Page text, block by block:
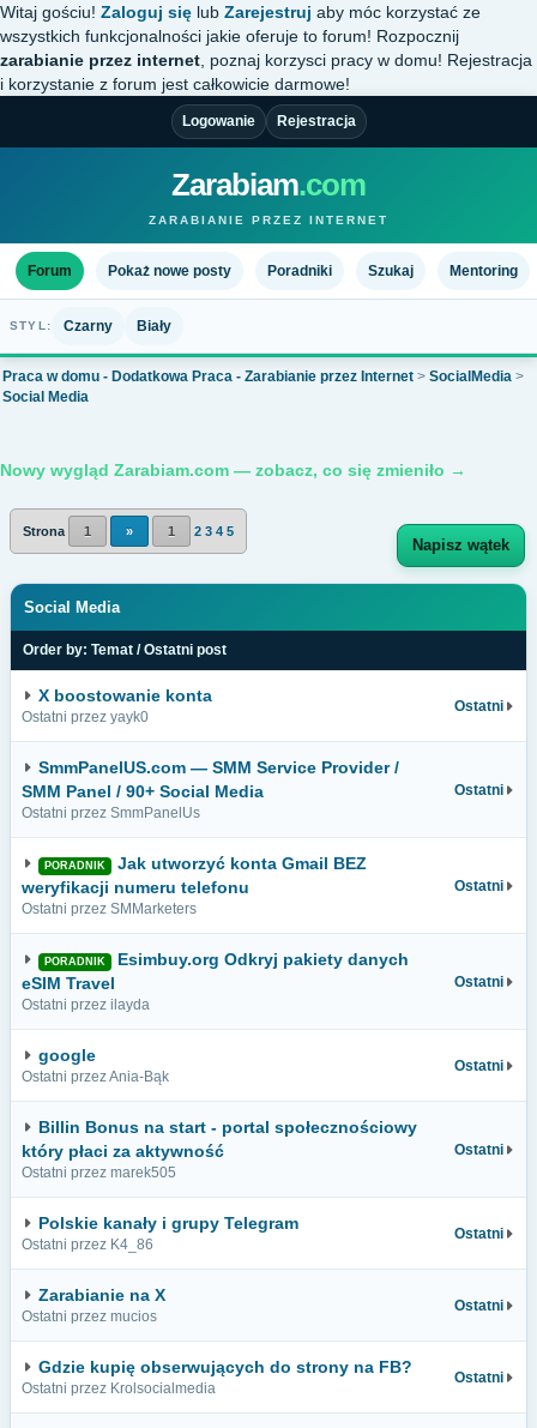
Witaj gościu! Zaloguj się lub Zarejestruj aby móc korzystać ze
wszystkich funkcjonalności jakie oferuje to forum! Rozpocznij
zarabianie przez internet , poznaj korzysci pracy w domu! Rejestracja
i korzystanie z forum jest całkowicie darmowe!
Logowanie Rejestracja
Zarabiam.com
ZARABIANIE PRZEZ INTERNET
Forum Pokaż nowe posty Poradniki Szukaj Mentoring
STYL: Czarny Biały
Praca w domu - Dodatkowa Praca - Zarabianie przez Internet > SocialMedia >
Social Media
Nowy wygląd Zarabiam.com — zobacz, co się zmieniło →
Strona 1 » 1 2 3 4 5
Napisz wątek
Social Media
Order by: Temat /Ostatni post
X boostowanie konta
Ostatni przez yayk0
Ostatni
SmmPanelUS.com — SMM Service Provider /
SMM Panel / 90+ Social Media
Ostatni przez SmmPanelUs
Ostatni
PORADNIK
Jak utworzyć konta Gmail BEZ
weryfikacji numeru telefonu
Ostatni przez SMMarketers
Ostatni
PORADNIK
Esimbuy.org Odkryj pakiety danych
eSIM Travel
Ostatni przez ilayda
Ostatni
google
Ostatni przez Ania-Bąk
Ostatni
Billin Bonus na start - portal społecznościowy
który płaci za aktywność
Ostatni przez marek505
Ostatni
Polskie kanały i grupy Telegram
Ostatni przez K4_86
Ostatni
Zarabianie na X
Ostatni przez mucios
Ostatni
Gdzie kupię obserwujących do strony na FB?
Ostatni przez Krolsocialmedia
Ostatni